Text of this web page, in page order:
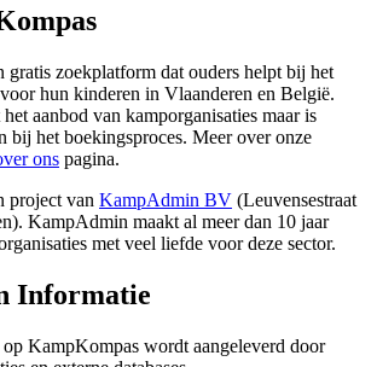
gratis zoekplatform dat ouders helpt bij het
hun kinderen in Vlaanderen en België.
aanbod van kamporganisaties maar is
bij het boekingsproces. Meer over onze
ons pagina.
project van KampAdmin BV (Leuvensestraat
KampAdmin maakt al meer dan 10 jaar
met veel liefde voor deze sector.
Informatie
KampKompas wordt aangeleverd door